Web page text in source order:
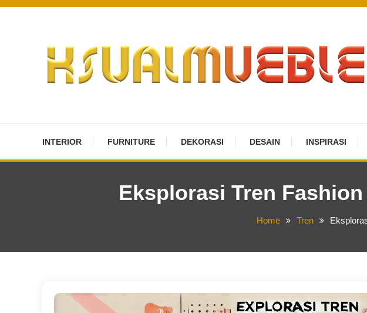
Skip
INTERIOR FURNITURE DEKORASI DESAIN INSPIRASI
Eksplorasi Tren
Home Tren